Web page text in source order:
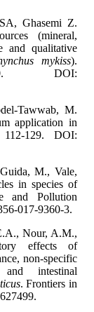
Ghasemi Z.
(mineral,
and qualitative
mykiss).
DOI:
M.
application in
129. DOI:
M., Vale,
in species of
and Pollution
017-9360-3.
Nour, A.M.,
effects of
non-specific
and intestinal
. Frontiers in